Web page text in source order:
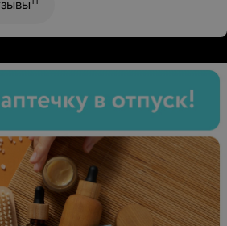
гладкие, красивые, блестящие
спасибо!